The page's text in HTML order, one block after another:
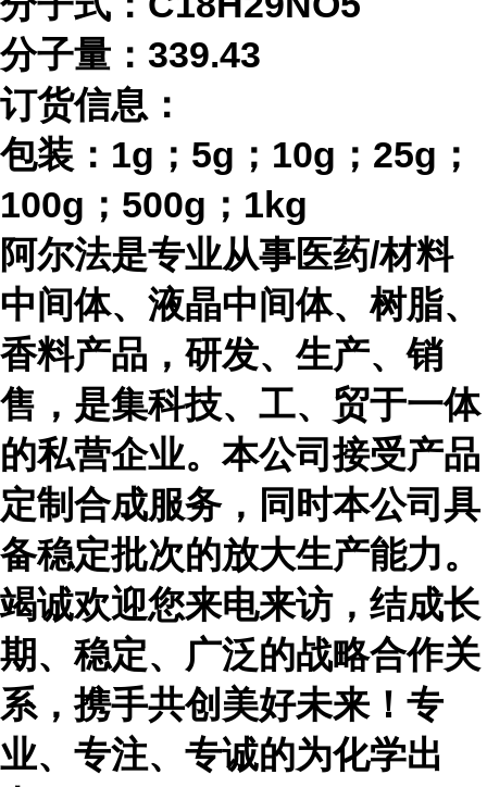
分子量： 339.43
订货信息：
包装： 1g；5g；10g；25g；
100g；500g；1kg
阿尔法是专业从事医药/材料
中间体、液晶中间体、树脂、
香料产品，研发、生产、销
售，是集科技、工、贸于一体
的私营企业。本公司接受产品
定制合成服务，同时本公司具
备稳定批次的放大生产能力。
竭诚欢迎您来电来访，结成长
期、稳定、广泛的战略合作关
系，携手共创美好未来！专
业、专注、专诚的为化学出